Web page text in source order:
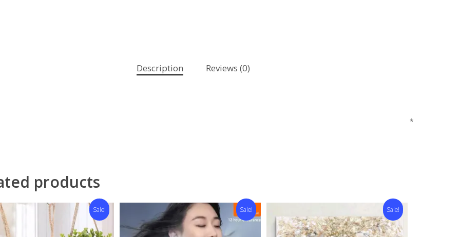
Description Reviews (0)
*
products
Sale! Sale! Sale!